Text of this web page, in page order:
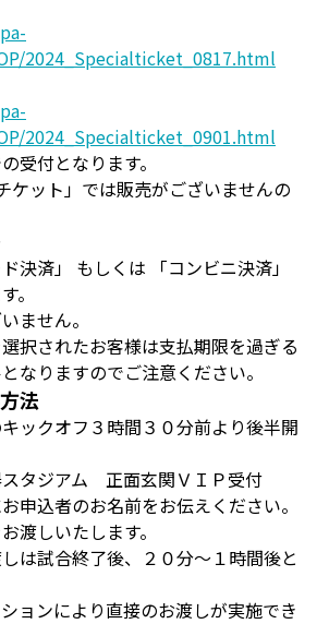
2024_Specialticket_0817.html
2024_Specialticket_0901.html
受付となります。
ケット」では販売がございませんの
決済」 もしくは 「コンビニ決済」
。
ません。
択されたお客様は支払期限を過ぎる
なりますのでご注意ください。
法
ックオフ３時間３０分前より後半開
タジアム 正面玄関ＶＩＰ受付
申込者のお名前をお伝えください。
渡しいたします。
は試合終了後、２０分～１時間後と
ョンにより直接のお渡しが実施でき